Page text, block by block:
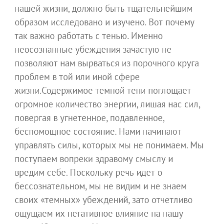
нашей жизни, должно быть тщательнейшим
образом исследовано и изучено. Вот почему
так важно работать с тенью. Именно
неосознанные убеждения зачастую не
позволяют нам вырваться из порочного круга
проблем в той или иной сфере
жизни.Содержимое темной тени поглощает
огромное количество энергии, лишая нас сил,
повергая в угнетенное, подавленное,
беспомощное состояние. Нами начинают
управлять силы, которых мы не понимаем. Мы
поступаем вопреки здравому смыслу и
вредим себе. Поскольку речь идет о
бессознательном, мы не видим и не знаем
своих «темных» убеждений, зато отчетливо
ощущаем их негативное влияние на нашу